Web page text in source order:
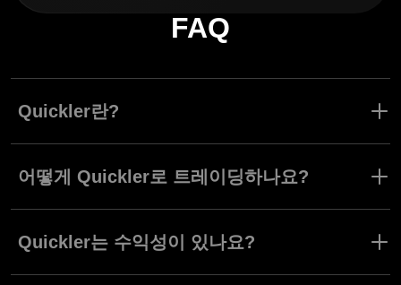
FAQ
Quickler란?
딩»으로 알려진 빠른 페이스의 트레이딩을 위해 디자인되었습니다.
어떻게 Quickler로 트레이딩하나요?
이 움직일 것으로 예상되는 방향을 선택한 후 트레이딩을 시작하면
5초 뒤 거래가 자동으로 청산됩니다.
Quickler는 수익성이 있나요?